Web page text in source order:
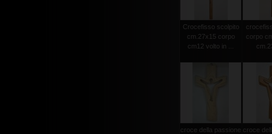
Crocefisso scolpito
cm.27x15 corpo
cm12 volto in ...
corpo
croce della passione
croce